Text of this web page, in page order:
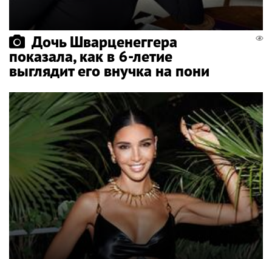
Дочь Шварценеггера
показала, как в 6-летие
выглядит его внучка на пони